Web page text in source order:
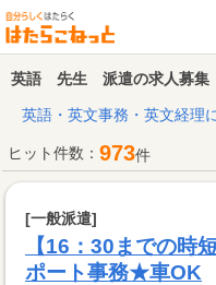
英語 先生 派遣の求人募集
英語・英文事務・英文経理
ヒット件数： 973件
[一般派遣]
【16：30までの時
ポート事務★車OK